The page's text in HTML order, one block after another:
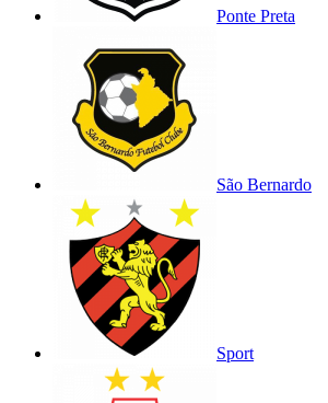
Ponte Preta
São Bernardo
Sport